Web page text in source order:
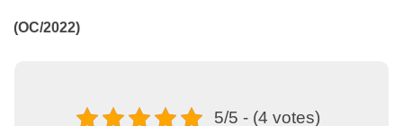
(OC/2022)
5/5 - (4 votes)